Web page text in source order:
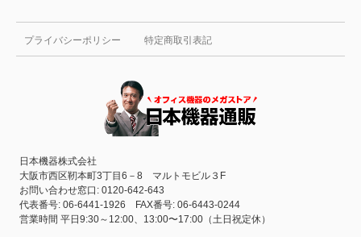
プライバシーポリシー 特定商取引表記
日本機器株式会社
大阪市西区靭本町3丁目6－8 マルトモビル３F
お問い合わせ窓口: 0120-642-643
代表番号: 06-6441-1926 FAX番号: 06-6443-0244
営業時間 平日9:30～12:00、13:00〜17:00（土日祝定休）